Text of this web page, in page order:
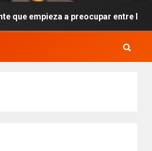
entre los adolescentes